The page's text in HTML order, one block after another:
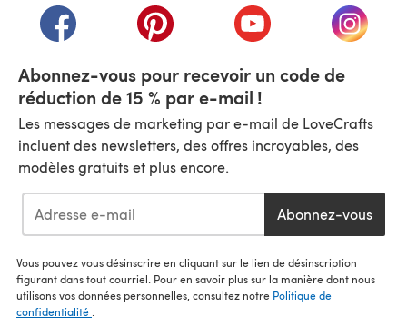
(s'ouvre dans un nouvel onglet)
(s'ouvre dans un nouvel onglet)
(s'ouvre dans un(s'ouvre
Abonnez-vous pour recevoir un code de
réduction de 15 % par e-mail !
Les messages de marketing par e-mail de LoveCrafts
incluent des newsletters, des offres incroyables, des
modèles gratuits et plus encore.
Abonnez-vous
Vous pouvez vous désinscrire en cliquant sur le lien de désinscription
figurant dans tout courriel. Pour en savoir plus sur la manière dont nous
utilisons vos données personnelles, consultez notre Politique de
confidentialité